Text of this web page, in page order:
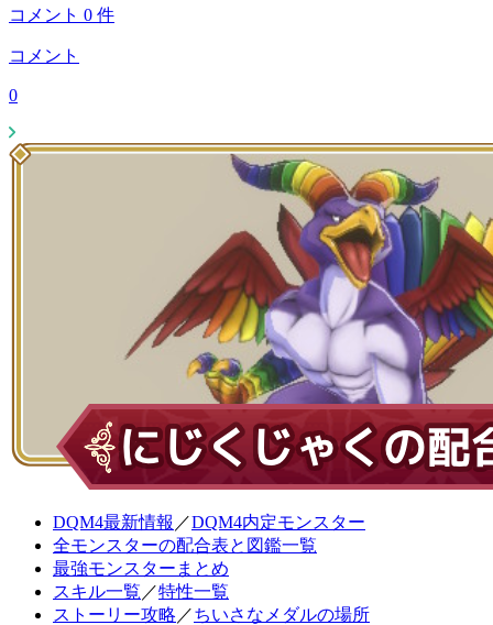
コメント 0 件
コメント
0
DQM4最新情報 ／DQM4内定モンスター
全モンスターの配合表と図鑑一覧
最強モンスターまとめ
スキル一覧 ／特性一覧
ストーリー攻略 ／ちいさなメダルの場所